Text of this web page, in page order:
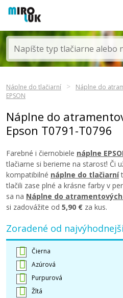
Náplne do tlačiarní Náplne do
EPSON
Náplne do
Epson T0791-T0796
Farebné i čiernobiele náplne
tlačiarne si berieme na starosť! Či
kompatibilné náplne do tlačiarní
tlačili zase plné a krásne farby v
sa na Náplne do
si zadovážite od 5,90 € za kus.
Zoradené od
Čierna
Azúrová
Purpurová
Žltá